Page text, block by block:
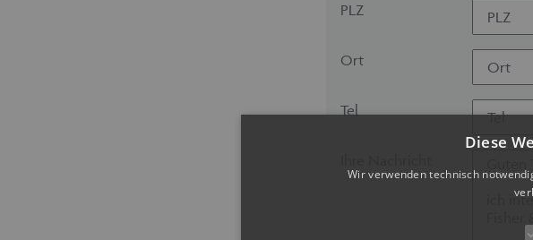
PLZ
Ort
Tel
Diese
Wir verwenden technisch